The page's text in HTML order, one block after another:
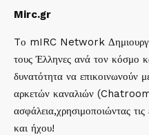
Mirc.gr
Tο mIRC Network
τους Έλληνες ανά τον κόσμο
δυνατότητα να επικοινωνούν
αρκετών καναλιών
ασφάλεια,χρησιμοποιώντας τις
και ήχου!